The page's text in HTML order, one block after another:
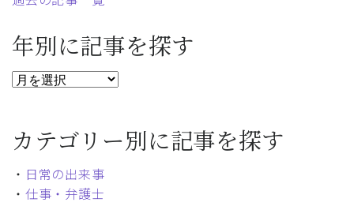
年別に記事を探す
カテゴリー別に記事を探す
・ 日常の出来事
・ 仕事・弁護士